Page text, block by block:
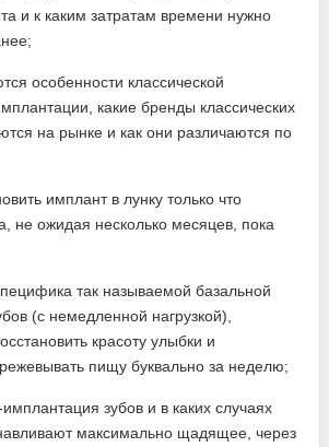
и к каким затратам времени нужно
особенности классической
какие бренды классических
на рынке и как они различаются по
имплант в лунку только что
не ожидая несколько месяцев, пока
так называемой базальной
(с немедленной нагрузкой),
красоту улыбки и
пищу буквально за неделю;
зубов и в каких случаях
максимально щадящее, через